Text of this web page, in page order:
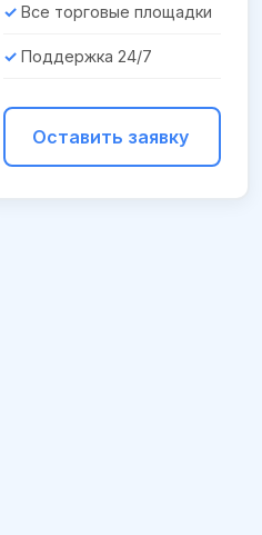
Все торговые площадки
Поддержка 24/7
Оставить заявку